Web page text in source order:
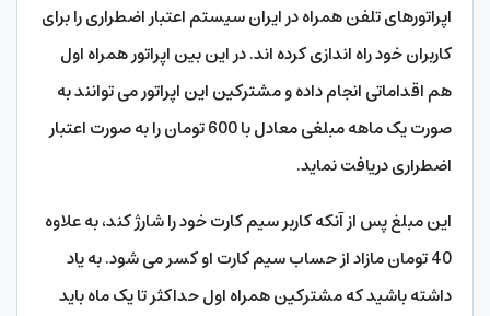
اپراتورهای تلفن همراه در ایران سیستم اعتبار اضطراری را برای
کاربران خود راه اندازی کرده اند. در این بین اپراتور همراه اول
هم اقداماتی انجام داده و مشترکین این اپراتور می توانند به
صورت یک ماهه مبلغی معادل با 600 تومان را به صورت اعتبار
اضطراری دریافت نماید.
این مبلغ پس از آنکه کاربر سیم کارت خود را شارژ کند، به علاوه
40 تومان مازاد از حساب سیم کارت او کسر می شود. به یاد
داشته باشید که مشترکین همراه اول حداکثر تا یک ماه باید